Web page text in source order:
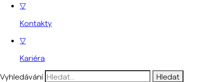
▽
Kontakty
▽
Kariéra
Vyhledávání